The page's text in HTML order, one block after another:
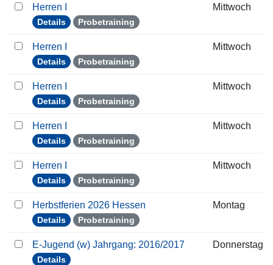
Herren I
Details Probetraining
Mittwoch
Herren I
Details Probetraining
Mittwoch
Herren I
Details Probetraining
Mittwoch
Herren I
Details Probetraining
Mittwoch
Herren I
Details Probetraining
Mittwoch
Herbstferien 2026 Hessen
Details Probetraining
Montag
E-Jugend (w) Jahrgang: 2016/2017
Details
Donnerstag